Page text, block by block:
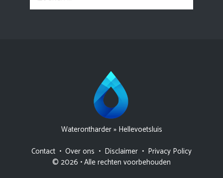
naar:
Waterontharder» Hellevoetsluis
Contact • Over ons • Disclaimer • Privacy Policy
© 2026 • Alle rechten voorbehouden